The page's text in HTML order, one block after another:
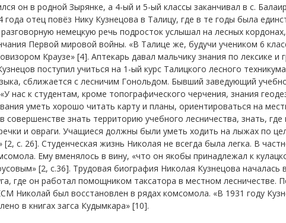
он в родной Зырянке, а 4-ый и 5-ый классы заканчивал в с.
отец повёз Нику Кузнецова в Талицу, где в те годы была
немецкую речь подросток услышал на лесных
Первой мировой войны. «В Талице же, будучи учеником 6
Краузе» [4]. Аптекарь давал мальчику знания по лексике и
поступил учиться на 1-ый курс Талицкого лесного
сближается с лесничим Гонольдом. Бывший заведующий
нас к студентам, кроме топографического черчения, знания
уметь хорошо читать карту и планы, ориентироваться на
знать территорию учебного лесничества, знать, где
и овраги. Учащиеся должны были уметь ходить на лыжах по
с. 26]. Студенческая жизнь Николая не всегда была легка. В
Ему вменялось в вину, «что он якобы принадлежал к
[2, с.36]. Трудовая биография Николая Кузнецова началась
где он работал помощником таксатора в местном лесничестве.
Николай был восстановлен в рядах комсомола. «В 1931 году
в книгах загса Кудымкара» [10].